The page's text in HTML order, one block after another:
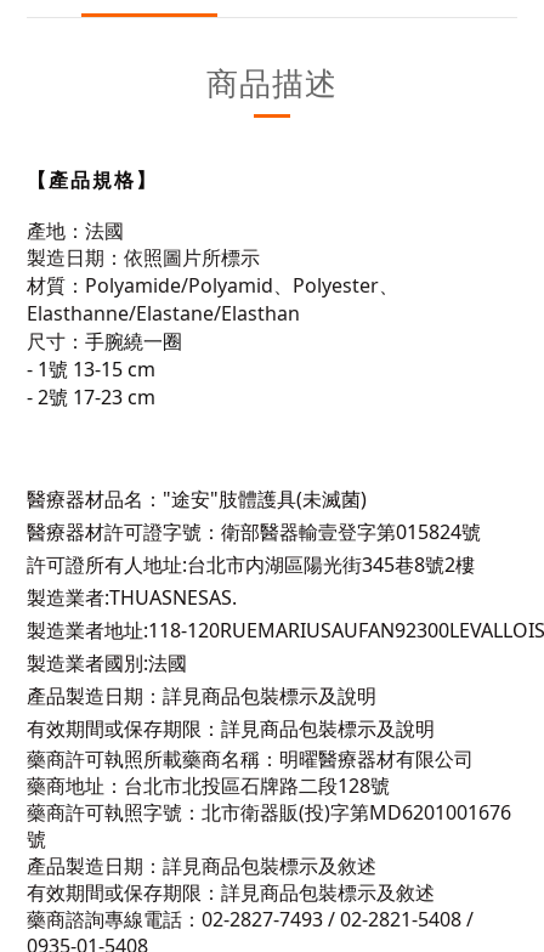
商品描述
【產品規格】
產地：法國
製造日期：依照圖片所標示
材質： Polyamide/Polyamid、Polyester、
Elasthanne/Elastane/Elasthan
尺寸： 手腕繞一圈
- 1號 13-15 cm
- 2號 17-23 cm
醫療器材品名："途安"肢體護具(未滅菌)
醫療器材許可證字號：衛部醫器輸壹登字第015824號
許可證所有人地址:台北市内湖區陽光街345巷8號2樓
製造業者:THUASNESAS.
製造業者地址:118-
製造業者國別:法國
產品製造日期：詳見商品包裝標示及說明
有效期間或保存期限：詳見商品包裝標示及說明
藥商許可執照所載藥商名稱：明曜醫療器材有限公司
藥商地址：台北市北投區石牌路二段128號
藥商許可執照字號：北市衛器販(投)字第MD6201001676
號
產品製造日期：詳見商品包裝標示及敘述
有效期間或保存期限：詳見商品包裝標示及敘述
藥商諮詢專線電話：02-2827-7493 / 02-2821-5408 /
0935-01-5408